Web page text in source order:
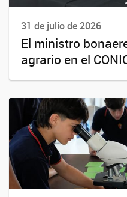
31 de julio de 2026
El ministro
agrario en el